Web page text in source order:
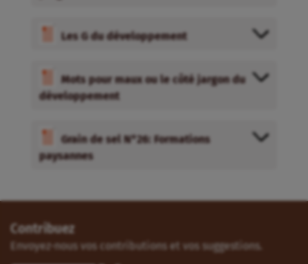
Les G du développement
Mots pour maux ou le côté jargon du
développement
Grain de sel N°26: Formations
paysannes
Contribuez
Envoyez-nous vos contributions et vos suggestions.